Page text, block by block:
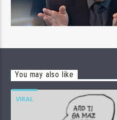
You may also like
VIRAL